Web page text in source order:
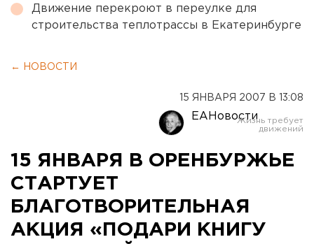
Движение перекроют в переулке для
строительства теплотрассы в Екатеринбурге
← НОВОСТИ
15 ЯНВАРЯ 2007 В 13:08
ЕАНовости
15 ЯНВАРЯ В ОРЕНБУРЖЬЕ
СТАРТУЕТ
БЛАГОТВОРИТЕЛЬНАЯ
АКЦИЯ «ПОДАРИ КНИГУ